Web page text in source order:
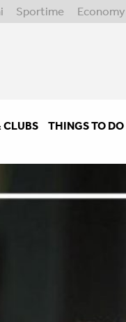
Sportime
CLUBS THINGS TO DO